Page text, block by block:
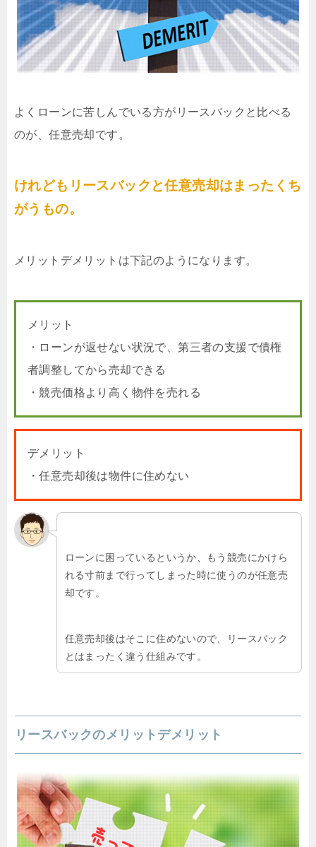
よくローンに苦しんでいる方がリースバックと比べる
のが、任意売却です。
けれどもリースバックと任意売却はまったくち
がうもの。
メリットデメリットは下記のようになります。
メリット
・ローンが返せない状況で、第三者の支援で債権
者調整してから売却できる
・競売価格より高く物件を売れる
デメリット
・任意売却後は物件に住めない
ローンに困っているというか、もう競売にかけら
れる寸前まで行ってしまった時に使うのが任意売
却です。
任意売却後はそこに住めないので、リースバック
とはまったく違う仕組みです。
リースバックのメリットデメリット